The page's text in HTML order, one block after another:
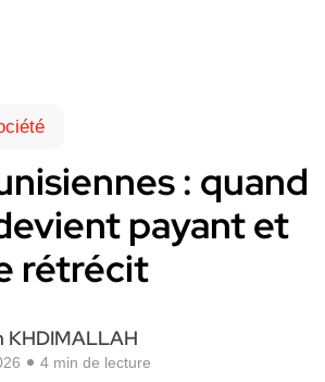
: quand
payant et
rétrécit
KHDIMALLAH
4 min de lecture